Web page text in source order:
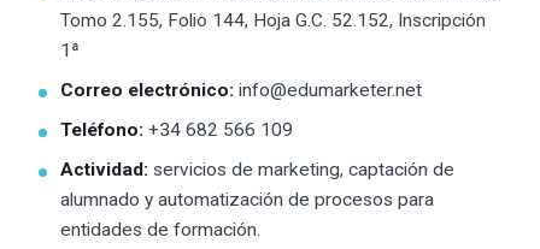
Tomo 2.155, Folio 144, Hoja G.C. 52.152, Inscripción
1ª
Correo electrónico: info@edumarketer.net
Teléfono: +34 682 566 109
Actividad: servicios de marketing, captación de
alumnado y automatización de procesos para
entidades de formación.